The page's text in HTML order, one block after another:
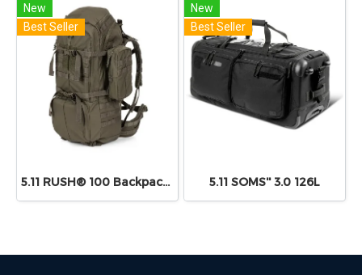
New
Best Seller
5.11 RUSH® 100 Backpack 60L
New
Best Seller
5.11 SOMS'' 3.0 126L